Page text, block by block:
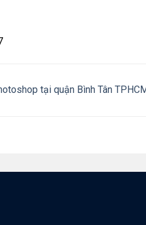
tại quận Bình Tân